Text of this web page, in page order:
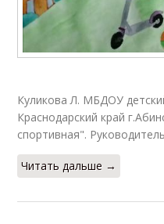
Куликова Л. МБДОУ
Краснодарский край
спортивная".
Читать дальше →